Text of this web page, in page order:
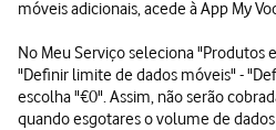
móveis adicionais, acede à App My
No Meu Serviço seleciona "Produtos
"Definir limite de dados móveis" -
escolha "€0". Assim, não serão
quando esgotares o volume de